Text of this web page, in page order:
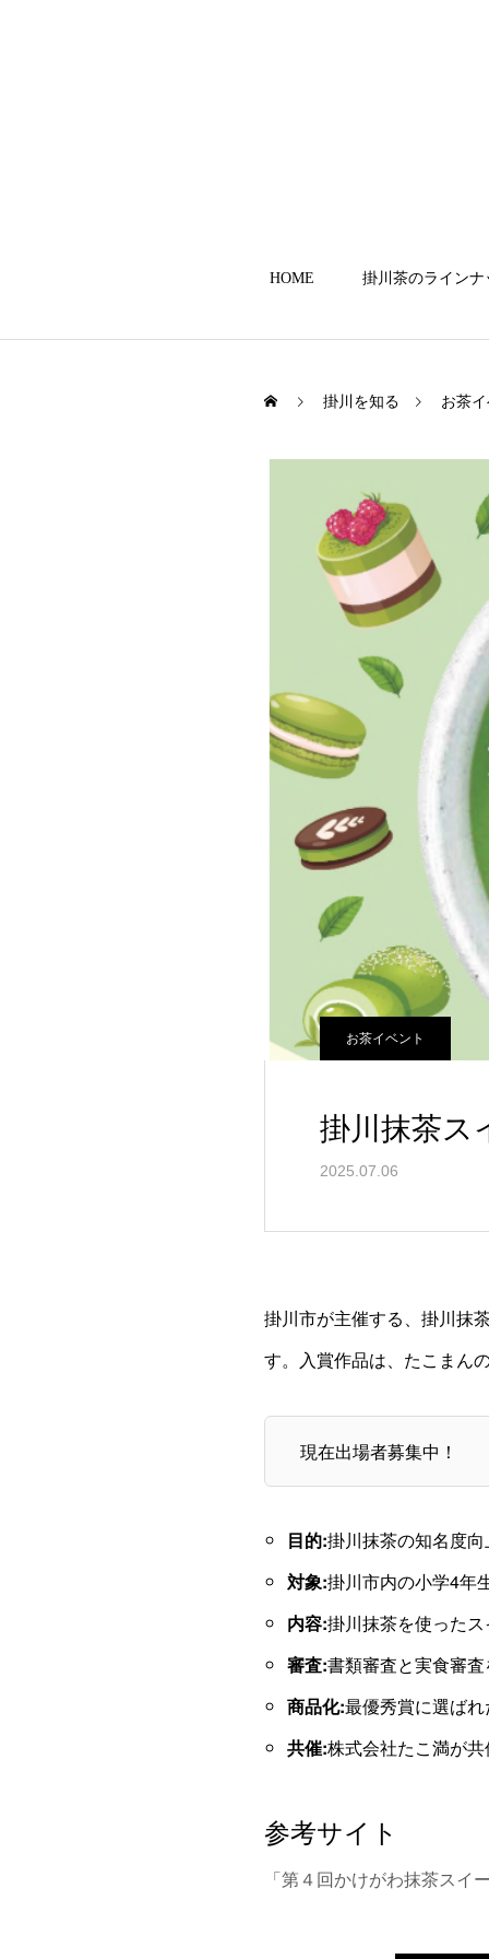
HOME 掛川茶のラインナ
掛川を知る お茶
お茶イベント
掛川抹茶ス
2025.07.06
掛川市が主催する、掛川抹
す。入賞作品は、たこまん
現在出場者募集中！
目的:掛川抹茶の知名度
対象:掛川市内の小学4年
内容:掛川抹茶を使った
審査:書類審査と実食審
商品化:最優秀賞に選ば
共催:株式会社たこ満が
参考サイト
「第４回かけがわ抹茶スイ